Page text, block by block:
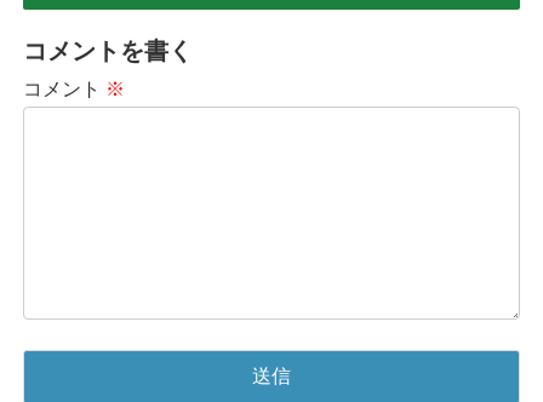
コメントを書く
コメント ※